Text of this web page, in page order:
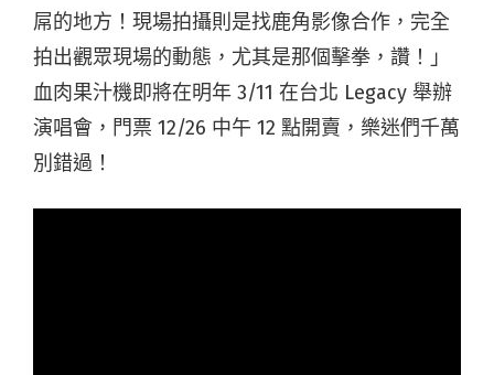
屌的地方！現場拍攝則是找鹿角影像合作，完全
拍出觀眾現場的動態，尤其是那個擊拳，讚！」
血肉果汁機即將在明年 3/11 在台北 Legacy 舉辦
演唱會，門票 12/26 中午 12 點開賣，樂迷們千萬
別錯過！